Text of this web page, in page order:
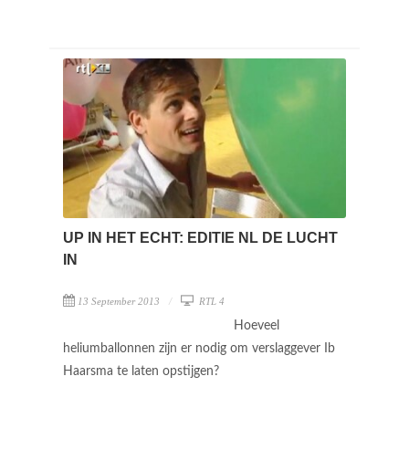
UP IN HET ECHT: EDITIE NL DE LUCHT
IN
13 September 2013 RTL 4
Hoeveel
heliumballonnen zijn er nodig om verslaggever Ib
Haarsma te laten opstijgen?